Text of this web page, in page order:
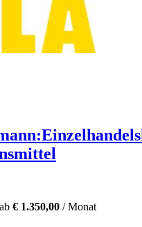
ab € 1.350,00 / Monat